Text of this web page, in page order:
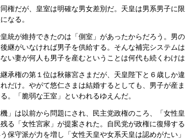
権だが、皇室は明確な男女差別だ。天皇は男系男子に
なる。
統が維持できたのは「側室」があったからだろう。男
継がいなければ男子を供給する。そんな補完システム
い妻が何人も男子を産むということは何代も続くわけは
承権の第１位は秋篠宮さまだが、天皇陛下と６歳しか
だけ。やがて悠仁さまは結婚するとしても、男子が産
。「脆弱な王室」といわれるゆえんだ。
機」は以前から問題にされ、民主党政権のころ、「女性
る「女性宮家」が提案された。自民党が政権に復帰す
保守派が力を増し「女性天皇や女系天皇は認めがたい